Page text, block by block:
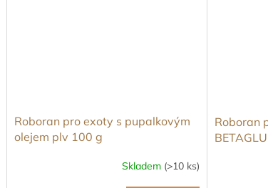
Roboran pro exoty s pupalkovým
olejem plv 100 g
Skladem (>10 ks)
Roboran